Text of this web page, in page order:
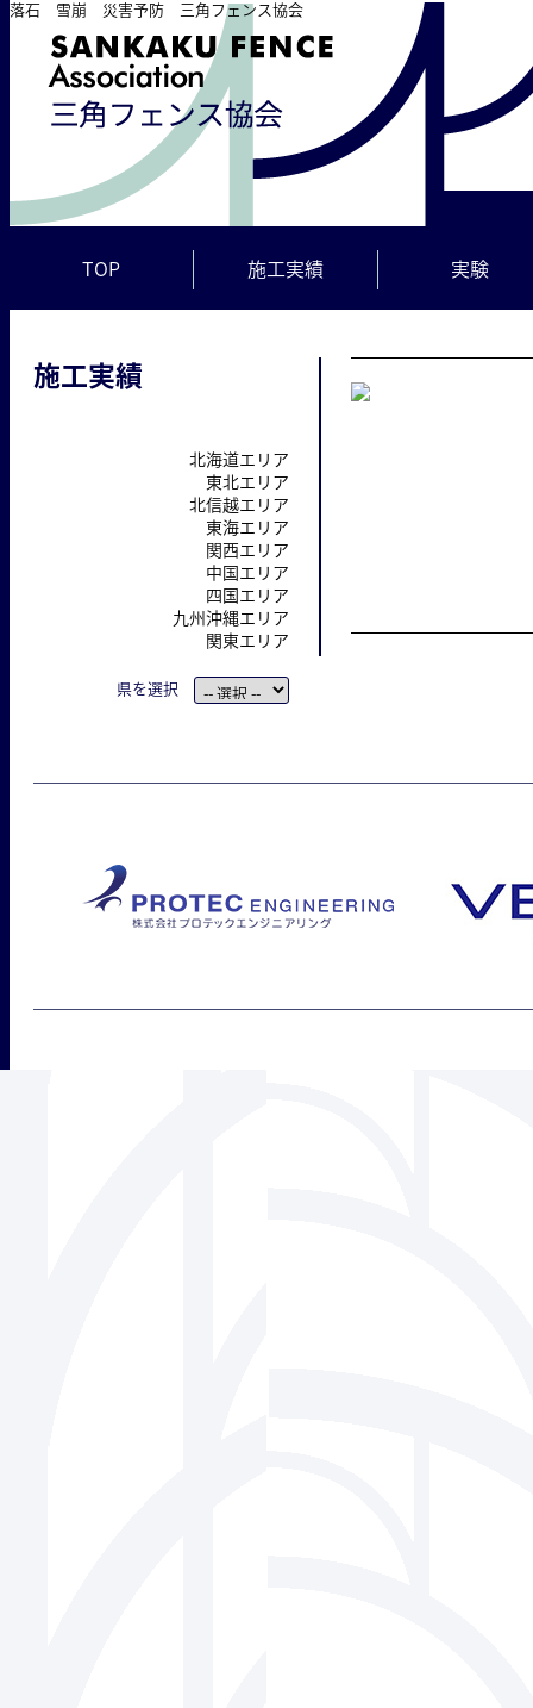
落石 雪崩 災害予防 三角フェンス協会
TOP 施工実績 実験
施工実績
北海道エリア
東北エリア
北信越エリア
東海エリア
関西エリア
中国エリア
四国エリア
九州沖縄エリア
関東エリア
県を選択